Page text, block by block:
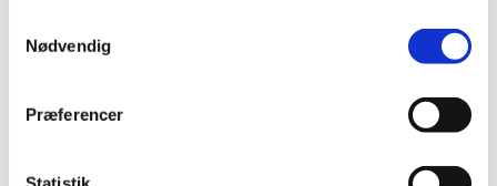
Nødvendig
Præferencer
Du vil måske også kunne